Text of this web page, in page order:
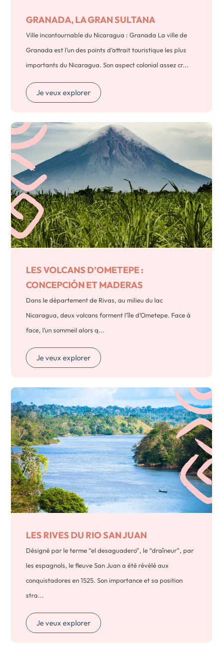
GRANADA, LA GRAN SULTANA
Ville incontournable du Nicaragua : Granada La ville de
Granada est l’un des points d’attrait touristique les plus
importants du Nicaragua. Son aspect colonial assez cr...
Je veux explorer
LES VOLCANS D’OMETEPE :
CONCEPCIÓN ET MADERAS
Dans le département de Rivas, au milieu du lac
Nicaragua, deux volcans forment l’île d’Ometepe. Face à
face, l’un sommeil alors q...
Je veux explorer
LES RIVES DU RIO SAN JUAN
Désigné par le terme “el desaguadero”, le “draîneur”, par
les espagnols, le fleuve San Juan a été révélé aux
conquistadores en 1525. Son importance et sa position
stra...
Je veux explorer